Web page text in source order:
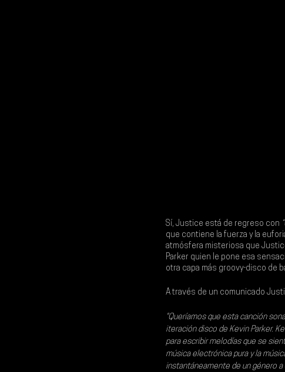
Sí, Justice está de regreso con
que contiene la fuerza y la
atmósfera misteriosa que
Parker quien le pone esa
otra capa más groovy-disco de
A través de un comunicado
"Queríamos que esta canción
iteración disco de Kevin Parker.
para escribir melodías que se
música electrónica pura y la
instantáneamente de un género